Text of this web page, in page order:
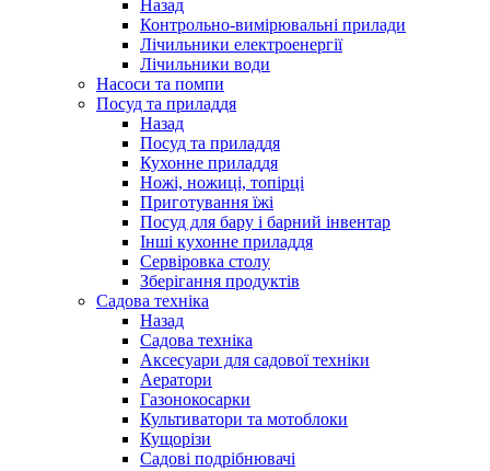
Назад
Контрольно-вимірювальні прилади
Лічильники електроенергії
Лічильники води
Насоси та помпи
Посуд та приладдя
Назад
Посуд та приладдя
Кухонне приладдя
Ножі, ножиці, топірці
Приготування їжі
Посуд для бару і барний інвентар
Інші кухонне приладдя
Сервіровка столу
Зберігання продуктів
Садова техніка
Назад
Садова техніка
Аксесуари для садової техніки
Аератори
Газонокосарки
Культиватори та мотоблоки
Кущорізи
Садові подрібнювачі